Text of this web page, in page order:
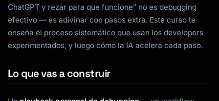
ChatGPT y rezar para que funcione” no es debugging
efectivo — es adivinar con pasos extra. Este curso te
enseña el proceso sistemático que usan los developers
experimentados, y luego cómo la IA acelera cada paso.
Lo que vas a construir